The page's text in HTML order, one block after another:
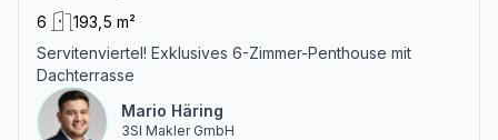
6
193,5 m²
Servitenviertel! Exklusives 6-Zimmer-Penthouse mit
Dachterrasse
Mario Häring
3SI Makler GmbH